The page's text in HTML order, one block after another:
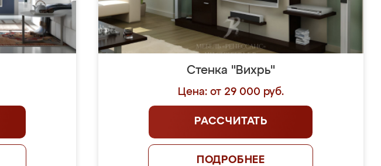
Стенка "Вихрь"
Цена: от 29 000 руб.
РАССЧИТАТЬ
ПОДРОБНЕЕ